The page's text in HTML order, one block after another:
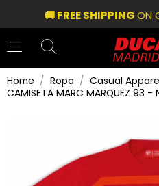
🚚 FREE SHIPPINGON
Home Ropa Casual
CAMISETA MARC MARQUEZ 93 -